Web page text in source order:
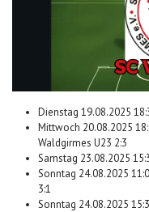
Dienstag 19.08.2025
Mittwoch 20.08.2025
Waldgirmes U23 2:3
Samstag 23.08.2025
Sonntag 24.08.2025
3:1
Sonntag 24.08.2025